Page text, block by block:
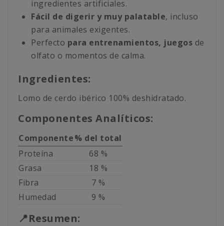
ingredientes artificiales.
Fácil de digerir y muy palatable, incluso
para animales exigentes.
Perfecto para entrenamientos, juegos de
olfato o momentos de calma.
Ingredientes:
Lomo de cerdo ibérico 100% deshidratado.
Componentes Analíticos:
Componente% del total
Proteína
68 %
Grasa
18 %
Fibra
7 %
Humedad
9 %
📍Resumen: